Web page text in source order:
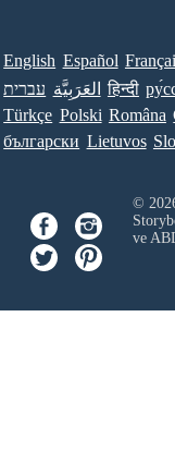
English Español
עברית العَرَبِيَّة हिन्दी
Türkçe Polski Româna
български Lietuvos
©
ve